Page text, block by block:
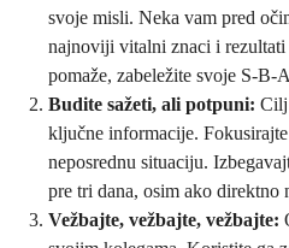
svoje misli. Neka vam pred
najnoviji vitalni znaci i
pomaže, zabeležite svoje S-B-
Budite sažeti, ali potpuni: Cilj
ključne informacije.
neposrednu situaciju.
pre tri dana, osim ako direktno
Vežbajte, vežbajte, vežbajte: